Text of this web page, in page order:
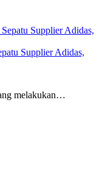
Supplier Adidas,
melakukan…